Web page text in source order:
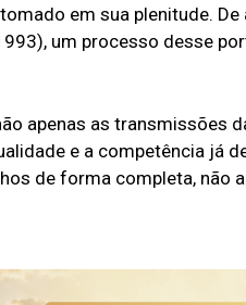
em sua plenitude.
um processo desse
apenas as transmissões
e a competência já
de forma completa, não